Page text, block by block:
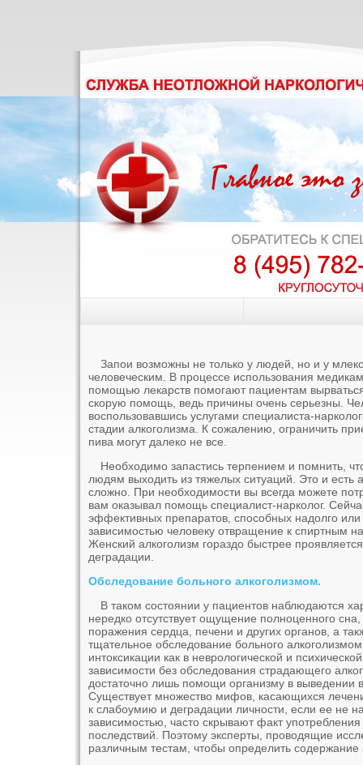
Запои возможны не только у людей, но и у
человеческим. В процессе использования
помощью лекарств помогают пациентам
скорую помощь, ведь причины очень серьезны.
воспользовавшись услугами специалиста-
стадии алкоголизма. К сожалению, ограничить
пива могут далеко не все.
Необходимо запастись терпением и помнить,
людям выходить из тяжелых ситуаций. Это и есть
сложно. При необходимости вы всегда можете
вам оказывал помощь специалист-нарколог.
эффективных препаратов, способных надолго
зависимостью человеку отвращение к спиртным
Женский алкоголизм гораздо быстрее
деградации.
Обследование больного алкоголизмом.
В таком состоянии у пациентов наблюдаются
нередко отсутствует ощущение полноценного
поражения сердца, печени и других органов, а
тщательное обследование больного
интоксикации как в неврологической и
зависимости без обследования страдающего
достаточно лишь помощи организму в
Существует множество мифов, касающихся
к слабоумию и деградации личности, если ее не
зависимостью, часто скрывают факт
последствий. Поэтому эксперты, проводящие
различным тестам, чтобы определить содержание